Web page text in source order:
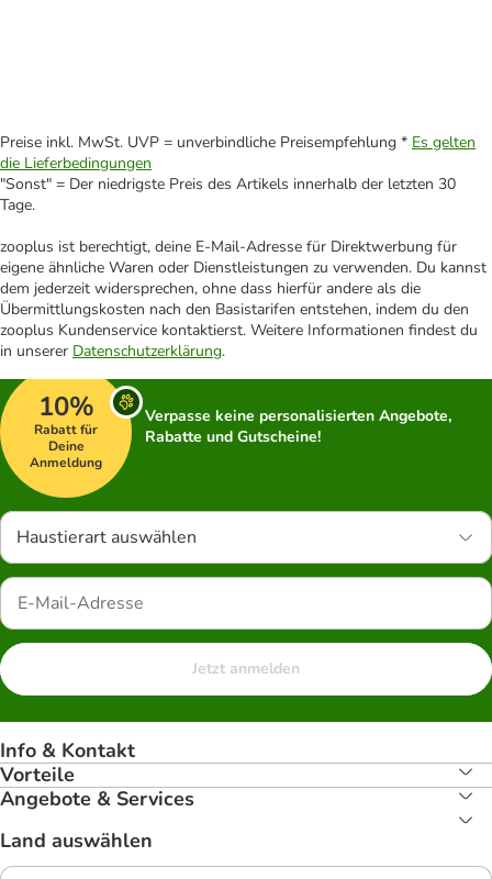
Preise inkl. MwSt. UVP = unverbindliche Preisempfehlung * Es gelten
die Lieferbedingungen
"Sonst" = Der niedrigste Preis des Artikels innerhalb der letzten 30
Tage.
zooplus ist berechtigt, deine E-Mail-Adresse für Direktwerbung für
eigene ähnliche Waren oder Dienstleistungen zu verwenden. Du kannst
dem jederzeit widersprechen, ohne dass hierfür andere als die
Übermittlungskosten nach den Basistarifen entstehen, indem du den
zooplus Kundenservice kontaktierst. Weitere Informationen findest du
in unserer Datenschutzerklärung.
10%
Rabatt für
Deine
Anmeldung
Verpasse keine personalisierten Angebote,
Rabatte und Gutscheine!
Haustierart auswählen
Jetzt anmelden
Info & Kontakt
Vorteile
Angebote & Services
Land auswählen